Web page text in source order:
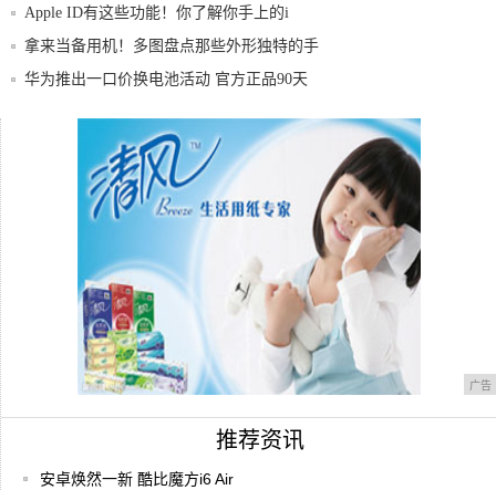
别文字
Apple ID有这些功能！你了解你手上的i
拿来当备用机！多图盘点那些外形独特的手
机
华为推出一口价换电池活动 官方正品90天
手机万一丢了，数据该如何找回？华为云空
广告
推荐资讯
安卓焕然一新 酷比魔方i6 Air